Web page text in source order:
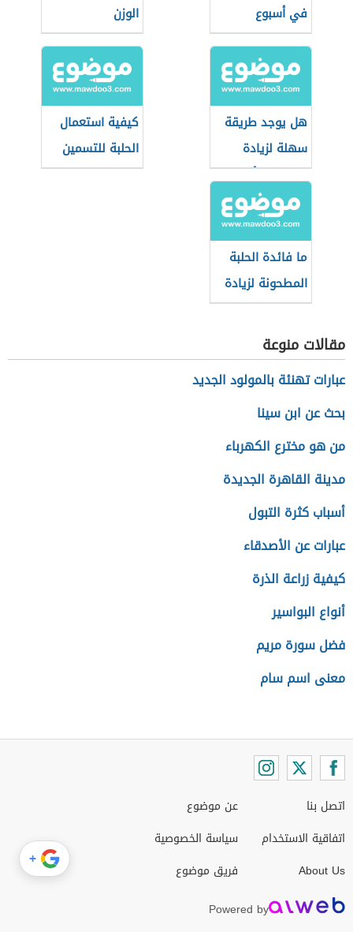
في أسبوع
الوزن
هل يوجد طريقة
سهلة لزيادة
الوزن في أسبوع؟
كيفية استعمال
الحلبة للتسمين
ما فائدة الحلبة
المطحونة لزيادة
الوزن
مقالات منوعة
عبارات تهنئة بالمولود الجديد
بحث عن ابن سينا
من هو مخترع الكهرباء
مدينة القاهرة الجديدة
أسباب كثرة التبول
عبارات عن الأصدقاء
كيفية زراعة الذرة
أنواع البواسير
فضل سورة مريم
معنى اسم سام
اتصل بنا
اتفاقية الاستخدام
About Us
عن موضوع
سياسة الخصوصية
فريق موضوع
Powered by
+